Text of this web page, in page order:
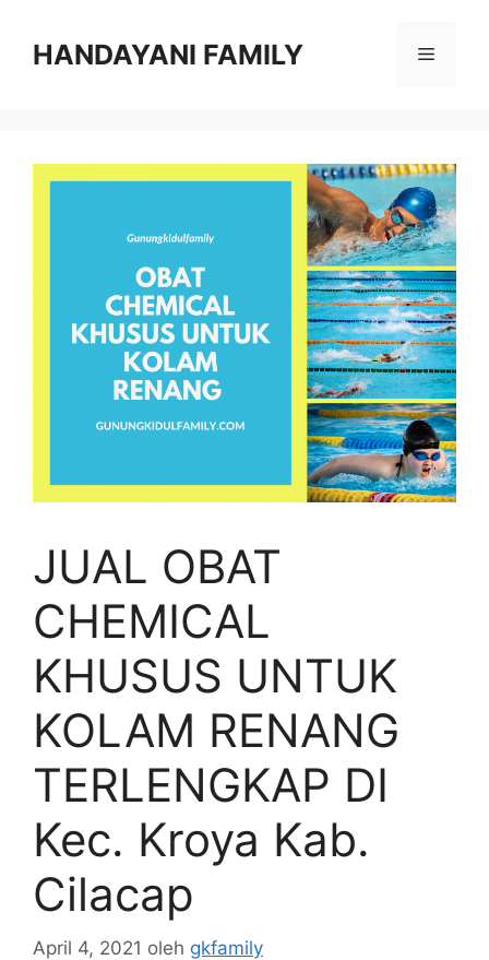
HANDAYANI FAMILY Menu
JUAL OBAT
CHEMICAL
KHUSUS UNTUK
KOLAM RENANG
TERLENGKAP DI
Kec. Kroya Kab.
Cilacap
April 4, 2021 oleh gkfamily